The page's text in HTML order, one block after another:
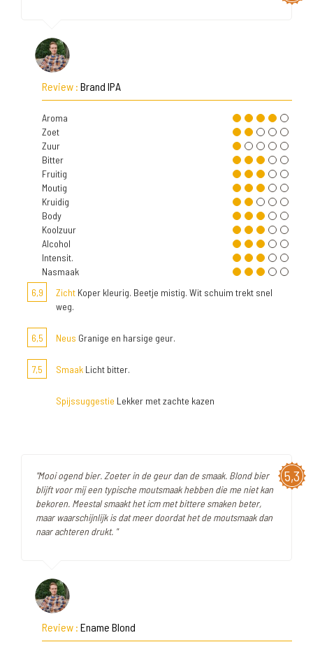
Review : Brand IPA
Aroma
Zoet
Zuur
Bitter
Fruitig
Moutig
Kruidig
Body
Koolzuur
Alcohol
Intensit.
Nasmaak
6,9
Zicht Koper kleurig. Beetje mistig. Wit schuim trekt snel
weg.
6,5 Neus Granige en harsige geur.
7,5 Smaak Licht bitter.
Spijssuggestie Lekker met zachte kazen
5,3
"Mooi ogend bier. Zoeter in de geur dan de smaak. Blond bier
blijft voor mij een typische moutsmaak hebben die me niet kan
bekoren. Meestal smaakt het icm met bittere smaken beter,
maar waarschijnlijk is dat meer doordat het de moutsmaak dan
naar achteren drukt. "
Review : Ename Blond